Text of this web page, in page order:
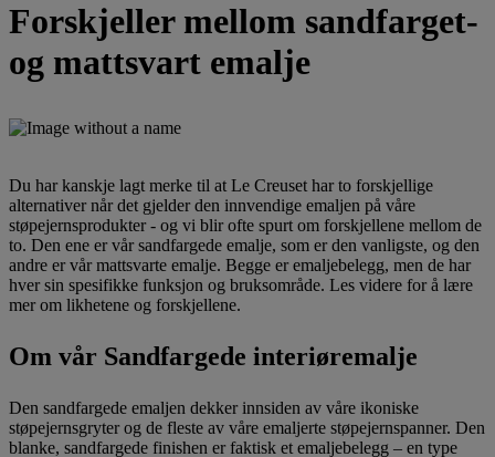
Forskjeller mellom sandfarget-
og mattsvart emalje
Du har kanskje lagt merke til at Le Creuset har to forskjellige
alternativer når det gjelder den innvendige emaljen på våre
støpejernsprodukter - og vi blir ofte spurt om forskjellene mellom de
to. Den ene er vår sandfargede emalje, som er den vanligste, og den
andre er vår mattsvarte emalje. Begge er emaljebelegg, men de har
hver sin spesifikke funksjon og bruksområde. Les videre for å lære
mer om likhetene og forskjellene.
Om vår Sandfargede interiøremalje
Den sandfargede emaljen dekker innsiden av våre ikoniske
støpejernsgryter og de fleste av våre emaljerte støpejernspanner. Den
blanke, sandfargede finishen er faktisk et emaljebelegg – en type